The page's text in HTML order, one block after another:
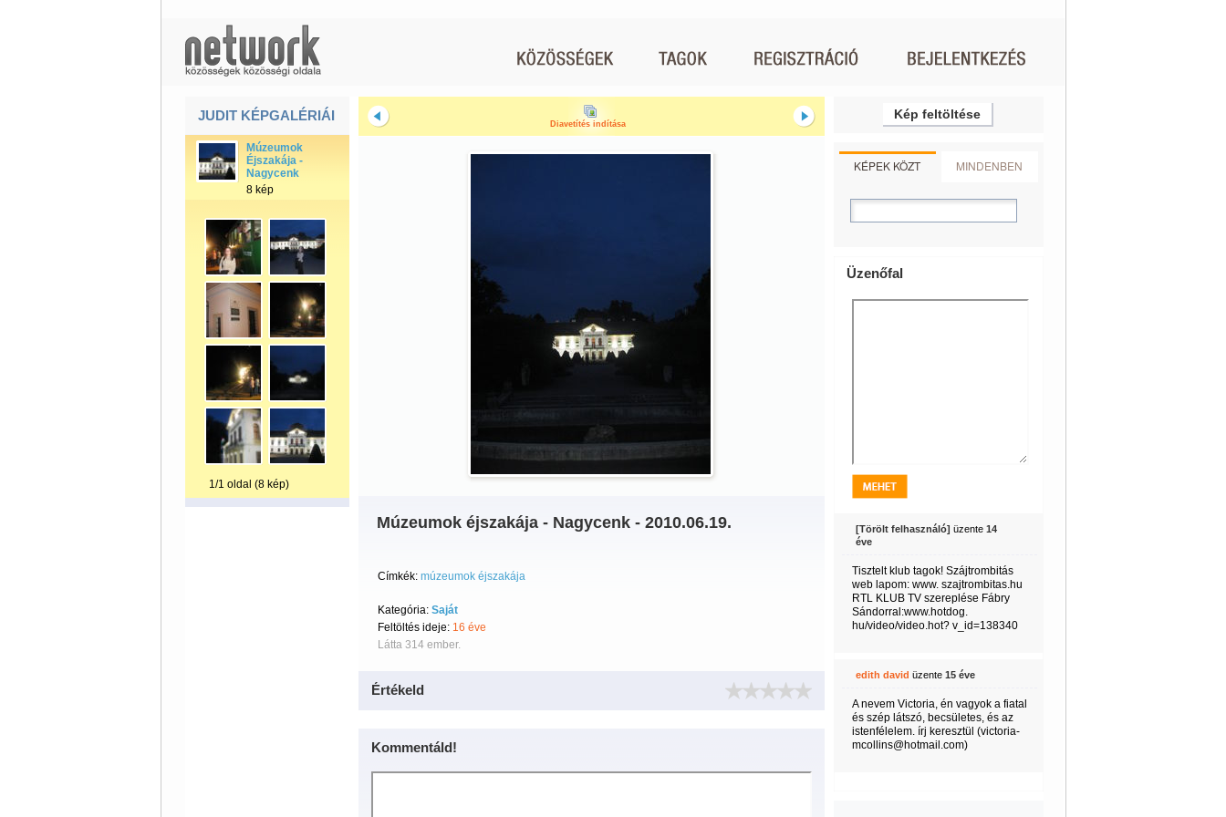
JUDIT KÉPGALÉRIÁI
Múzeumok
Éjszakája -
Nagycenk
8 kép
1/1 oldal (8 kép)
Diavetítés indítása
Múzeumok éjszakája - Nagycenk - 2010.06.19.
Címkék: múzeumok éjszakája
Kategória: Saját
Feltöltés ideje: 16 éve
Látta 314 ember.
Értékeld
Kommentáld!
Kép feltöltése
KÉPEK KÖZT MINDENBEN
Üzenőfal
[Törölt felhasználó] üzente 14
éve
Tisztelt klub tagok! Szájtrombitás
web lapom: www. szajtrombitas.hu
RTL KLUB TV szereplése Fábry
Sándorral:www.hotdog.
hu/video/video.hot? v_id=138340
edith david üzente 15 éve
A nevem Victoria, én vagyok a fiatal
és szép látszó, becsületes, és az
istenfélelem. írj keresztül (victoria-
mcollins@hotmail.com)